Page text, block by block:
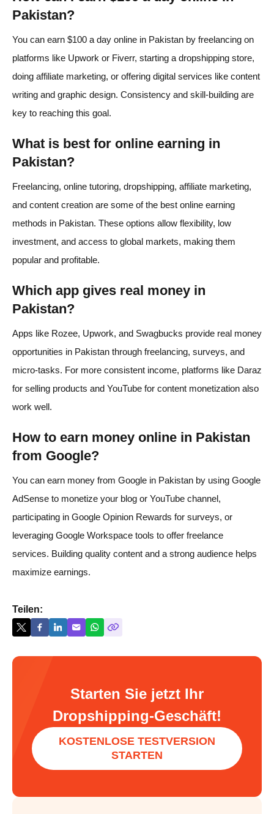
Pakistan?
You can earn $100 a day online in Pakistan by freelancing on
platforms like Upwork or Fiverr, starting a dropshipping store,
doing affiliate marketing, or offering digital services like content
writing and graphic design. Consistency and skill-building are
key to reaching this goal.
What is best for online earning in
Pakistan?
Freelancing, online tutoring, dropshipping, affiliate marketing,
and content creation are some of the best online earning
methods in Pakistan. These options allow flexibility, low
investment, and access to global markets, making them
popular and profitable.
Which app gives real money in
Pakistan?
Apps like Rozee, Upwork, and Swagbucks provide real money
opportunities in Pakistan through freelancing, surveys, and
micro-tasks. For more consistent income, platforms like Daraz
for selling products and YouTube for content monetization also
work well.
How to earn money online in Pakistan
from Google?
You can earn money from Google in Pakistan by using Google
AdSense to monetize your blog or YouTube channel,
participating in Google Opinion Rewards for surveys, or
leveraging Google Workspace tools to offer freelance
services. Building quality content and a strong audience helps
maximize earnings.
Teilen:
Starten Sie jetzt Ihr
Dropshipping-Geschäft!
KOSTENLOSE TESTVERSION
STARTEN